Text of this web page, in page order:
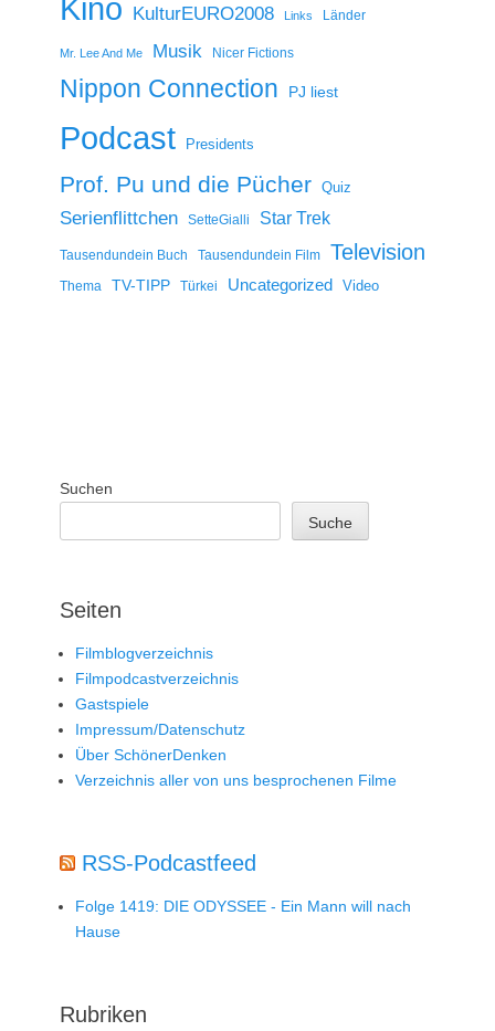
Kino KulturEURO2008 Links Länder
Mr. Lee And Me Musik Nicer Fictions
Nippon Connection PJ liest
Podcast Presidents
Prof. Pu und die Pücher Quiz
Serienflittchen SetteGialli Star Trek
Tausendundein Buch Tausendundein Film Television
Thema TV-TIPP Türkei Uncategorized Video
Suchen
Suche
Seiten
Filmblogverzeichnis
Filmpodcastverzeichnis
Gastspiele
Impressum/Datenschutz
Über SchönerDenken
Verzeichnis aller von uns besprochenen Filme
RSS-Podcastfeed
Folge 1419: DIE ODYSSEE - Ein Mann will nach
Hause
Rubriken